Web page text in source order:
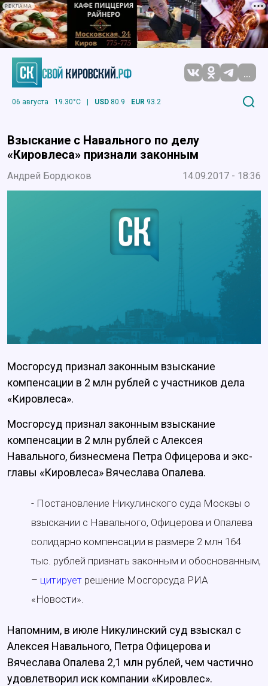
РЕКЛАМА
...
06 августа 19.30°C | USD 80.9 EUR 93.2
Взыскание с Навального по делу
«Кировлеса» признали законным
Андрей Бордюков 14.09.2017 - 18:36
Мосгорсуд признал законным взыскание
компенсации в 2 млн рублей с участников дела
«Кировлеса».
Мосгорсуд признал законным взыскание
компенсации в 2 млн рублей с Алексея
Навального, бизнесмена Петра Офицерова и экс-
главы «Кировлеса» Вячеслава Опалева.
- Постановление Никулинского суда Москвы о
взыскании с Навального, Офицерова и Опалева
солидарно компенсации в размере 2 млн 164
тыс. рублей признать законным и обоснованным,
– цитирует решение Мосгорсуда РИА
«Новости».
Напомним, в июле Никулинский суд взыскал с
Алексея Навального, Петра Офицерова и
Вячеслава Опалева 2,1 млн рублей, чем частично
удовлетворил иск компании «Кировлес».